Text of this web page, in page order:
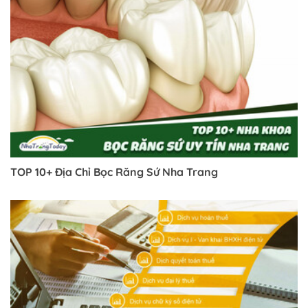
TOP 10+ Địa Chỉ Bọc Răng Sứ Nha Trang